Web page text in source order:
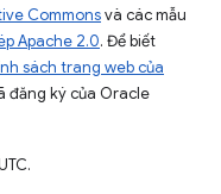
Commonsvà các mẫu
Apache 2.0. Để biết
sách trang web của
đăng ký của Oracle